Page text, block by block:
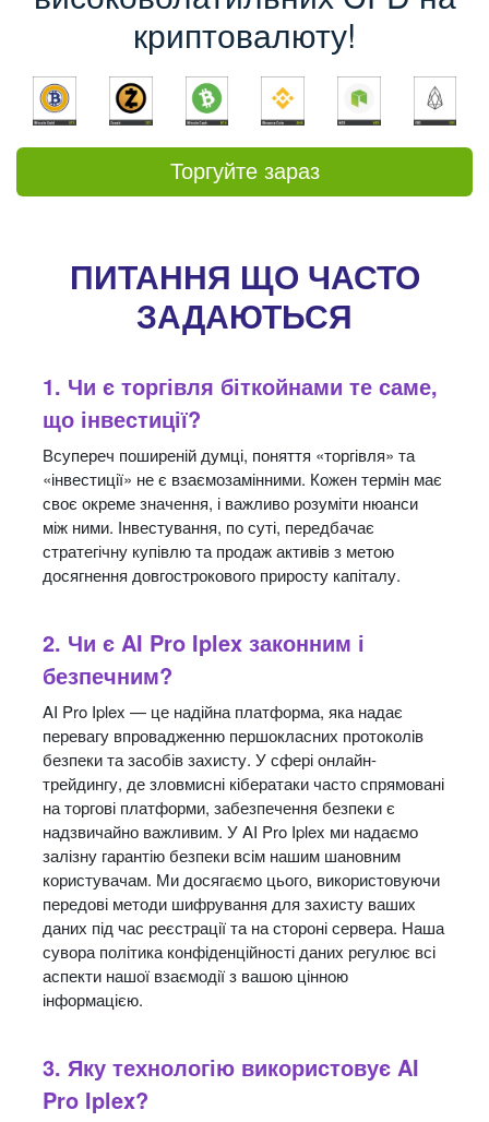
криптовалюту!
Торгуйте зараз
ПИТАННЯ ЩО ЧАСТО
ЗАДАЮТЬСЯ
1. Чи є торгівля біткойнами те саме,
що інвестиції?
Всупереч поширеній думці, поняття «торгівля» та
«інвестиції» не є взаємозамінними. Кожен термін має
своє окреме значення, і важливо розуміти нюанси
між ними. Інвестування, по суті, передбачає
стратегічну купівлю та продаж активів з метою
досягнення довгострокового приросту капіталу.
2. Чи є AI Pro Iplex законним і
безпечним?
AI Pro Iplex — це надійна платформа, яка надає
перевагу впровадженню першокласних протоколів
безпеки та засобів захисту. У сфері онлайн-
трейдингу, де зловмисні кібератаки часто спрямовані
на торгові платформи, забезпечення безпеки є
надзвичайно важливим. У AI Pro Iplex ми надаємо
залізну гарантію безпеки всім нашим шановним
користувачам. Ми досягаємо цього, використовуючи
передові методи шифрування для захисту ваших
даних під час реєстрації та на стороні сервера. Наша
сувора політика конфіденційності даних регулює всі
аспекти нашої взаємодії з вашою цінною
інформацією.
3. Яку технологію використовує AI
Pro Iplex?